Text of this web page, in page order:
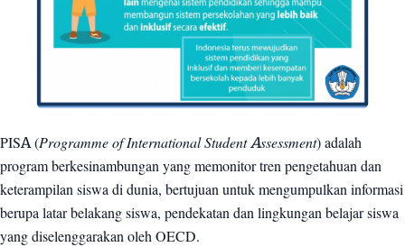
PISA (Programme of International Student Assessment) adalah
program berkesinambungan yang memonitor tren pengetahuan dan
keterampilan siswa di dunia, bertujuan untuk mengumpulkan informasi
berupa latar belakang siswa, pendekatan dan lingkungan belajar siswa
yang diselenggarakan oleh OECD.